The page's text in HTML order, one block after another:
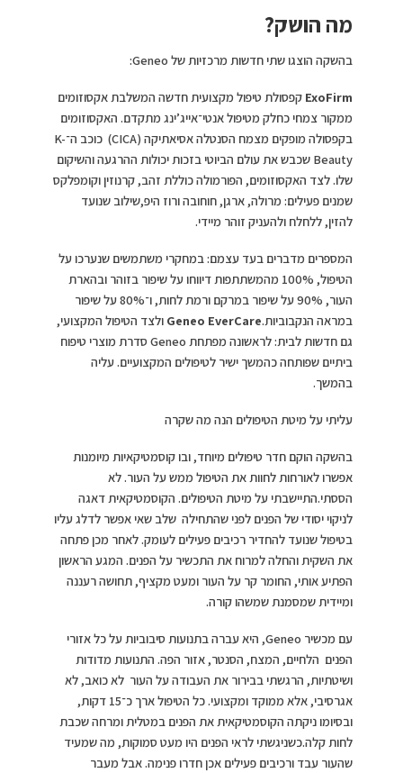
מה הושק?
בהשקה הוצגו שתי חדשות מרכזיות של Geneo:
ExoFirm קפסולת טיפול מקצועית חדשה המשלבת אקסוזומים
ממקור צמחי כחלק מטיפול אנטי־אייג’ינג מתקדם. האקסוזומים
בקפסולה מופקים מצמח הסנטלה אסיאתיקה (CICA) כוכב ה־K-
Beauty שכבש את עולם הביוטי בזכות יכולות ההרגעה והשיקום
שלו. לצד האקסוזומים, הפורמולה כוללת זהב, קרנוזין וקומפלקס
שמנים פעילים: מרולה, ארגן, חוחובה ורוז היפ,שילוב שנועד
להזין, ללחלח ולהעניק זוהר מיידי.
המספרים מדברים בעד עצמם: במחקרי משתמשים שנערכו על
הטיפול, 100% מהמשתתפות דיווחו על שיפור בזוהר ובהארת
העור, 90% על שיפור במרקם ורמת לחות, ו־80% על שיפור
במראה הנקבוביות.Geneo EverCare ולצד הטיפול המקצועי,
גם חדשות לבית: לראשונה מפתחת Geneo סדרת מוצרי טיפוח
ביתיים שפותחה כהמשך ישיר לטיפולים המקצועיים. עליה
בהמשך.
עליתי על מיטת הטיפולים הנה מה שקרה
בהשקה הוקם חדר טיפולים מיוחד, ובו קוסמטיקאיות מיומנות
אפשרו לאורחות לחוות את הטיפול ממש על העור. לא
הססתי.התיישבתי על מיטת הטיפולים. הקוסמטיקאית דאגה
לניקוי יסודי של הפנים לפני שהתחילה שלב שאי אפשר לדלג עליו
בטיפול שנועד להחדיר רכיבים פעילים לעומק. לאחר מכן פתחה
את השקית והחלה למרוח את התכשיר על הפנים. המגע הראשון
הפתיע אותי, החומר קר על העור ומעט מקציף, תחושה רעננה
ומיידית שמסמנת שמשהו קורה.
עם מכשיר Geneo, היא עברה בתנועות סיבוביות על כל אזורי
הפנים הלחיים, המצח, הסנטר, אזור הפה. התנועות מדודות
ושיטתיות, הרגשתי בבירור את העבודה על העור לא כואב, לא
אגרסיבי, אלא ממוקד ומקצועי. כל הטיפול ארך כ־15 דקות,
ובסיומו ניקתה הקוסמטיקאית את הפנים במטלית ומרחה שכבת
לחות קלה.כשניגשתי לראי הפנים היו מעט סמוקות, מה שמעיד
שהעור עבד ורכיבים פעילים אכן חדרו פנימה. אבל מעבר